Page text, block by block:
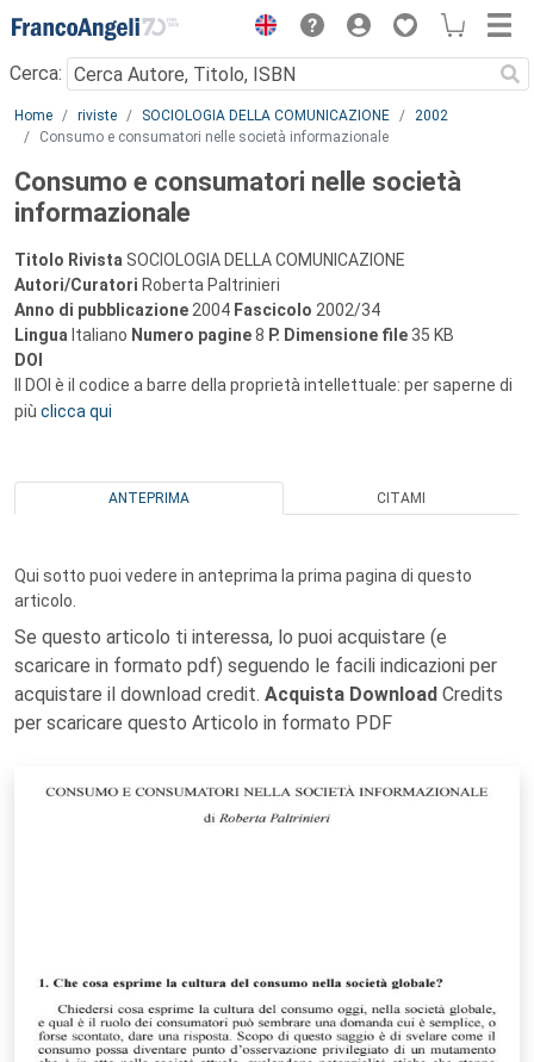
Menu
Cerca:
Main content
Home riviste SOCIOLOGIA DELLA COMUNICAZIONE
2002
Consumo e consumatori nelle società informazionale
Consumo e consumatori nelle società
informazionale
Titolo Rivista SOCIOLOGIA DELLA COMUNICAZIONE
Autori/Curatori Roberta Paltrinieri
Anno di pubblicazione 2004 Fascicolo 2002/34
Lingua Italiano Numero pagine8 P. Dimensione file 35 KB
DOI
Il DOI è il codice a barre della proprietà intellettuale: per saperne di
più clicca qui
ANTEPRIMA CITAMI
Qui sotto puoi vedere in anteprima la prima pagina di questo
articolo.
Se questo articolo ti interessa, lo puoi acquistare (e
scaricare in formato pdf) seguendo le facili indicazioni per
acquistare il download credit. Acquista Download Credits
per scaricare questo Articolo in formato PDF